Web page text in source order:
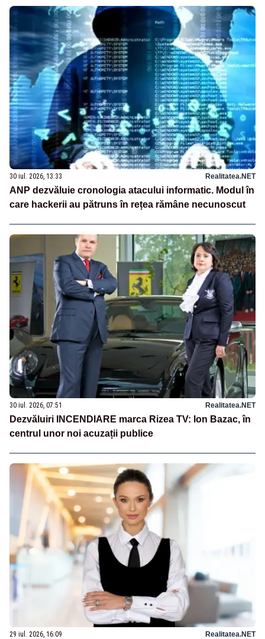
30 iul. 2026, 13:33 Realitatea.NET
ANP dezvăluie cronologia atacului informatic. Modul în
care hackerii au pătruns în rețea rămâne necunoscut
30 iul. 2026, 07:51 Realitatea.NET
Dezvăluiri INCENDIARE marca Rizea TV: Ion Bazac, în
centrul unor noi acuzații publice
29 iul. 2026, 16:09 Realitatea.NET